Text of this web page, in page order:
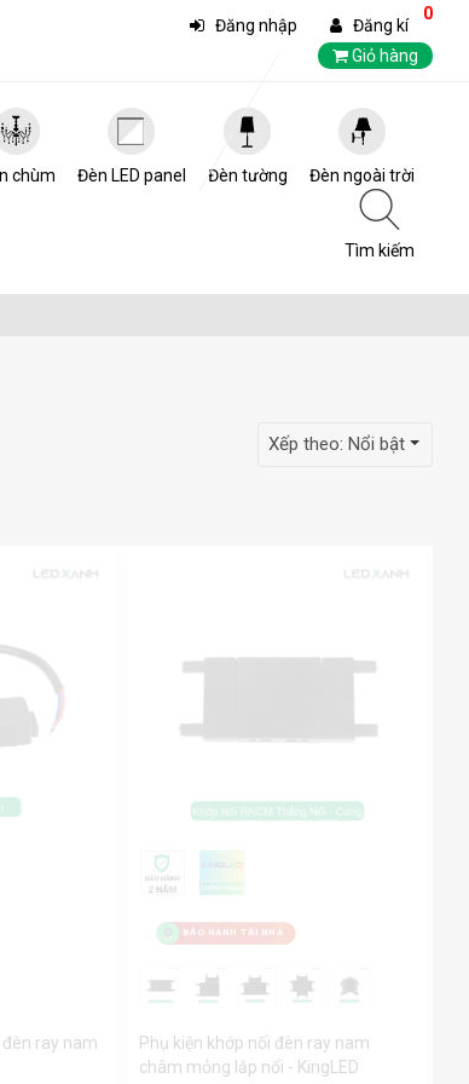
Đăng nhập
Đăng kí
Giỏ hàng
0
chùm Đèn LED panel Đèn tường Đèn ngoài trời
Tìm kiếm
Xếp theo: Nổi bật
ray nam
BẢO HÀNH TẠI NHÀ
Phụ kiện khớp nối đèn ray nam
châm mỏng lắp nổi - KingLED